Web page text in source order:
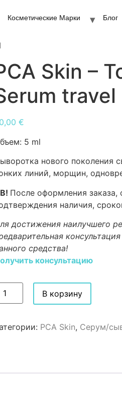
Косметические Марки Блог
Skin –
travel
€
5 ml
нового поколения
линий, морщин,
После оформления
наличия,
достижения наилучшего
средства!
консультацию
В корзину
PCA Skin, Серум/